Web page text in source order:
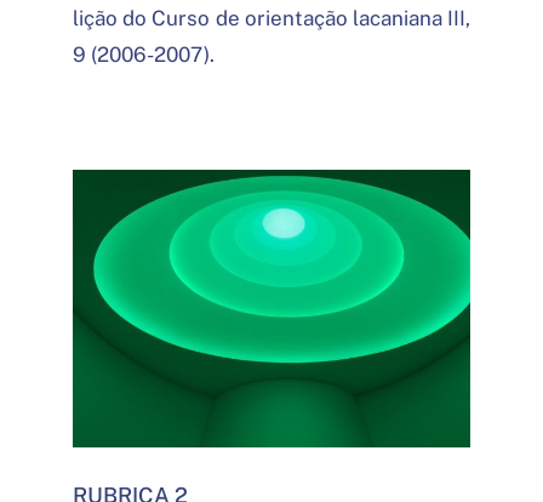
lição do Curso de orientação lacaniana III,
9 (2006-2007).
RUBRICA 2